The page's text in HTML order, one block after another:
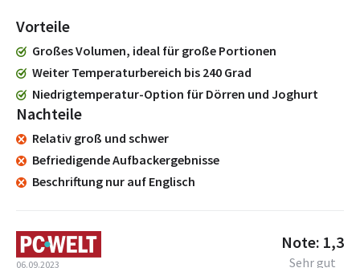
Vorteile
Großes Volumen, ideal für große Portionen
Weiter Temperaturbereich bis 240 Grad
Niedrigtemperatur-Option für Dörren und Joghurt
Nachteile
Relativ groß und schwer
Befriedigende Aufbackergebnisse
Beschriftung nur auf Englisch
06.09.2023
Note: 1,3
Sehr gut